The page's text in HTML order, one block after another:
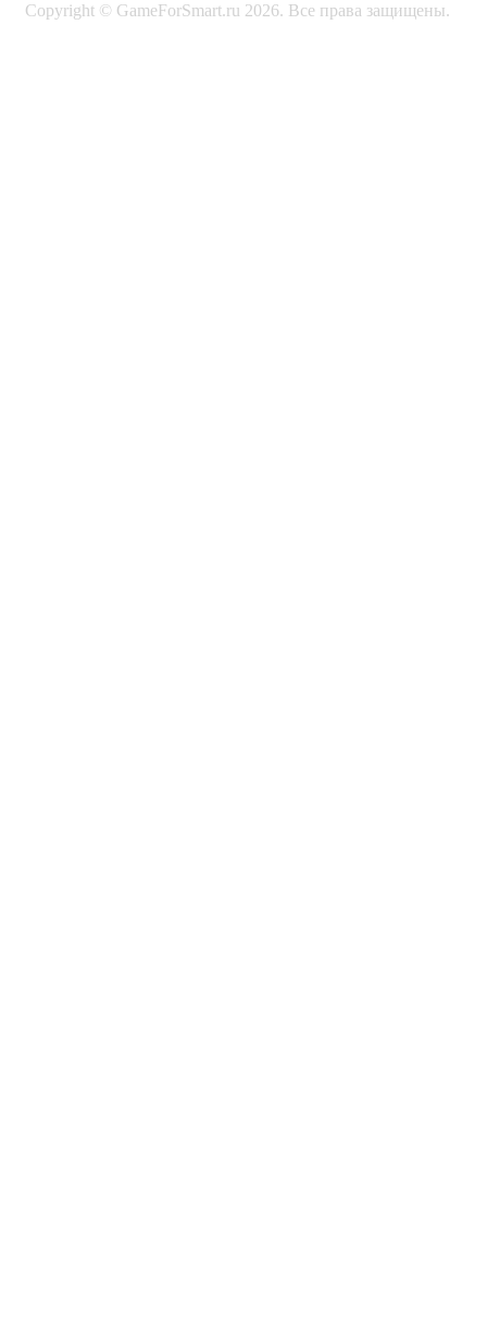
Copyright © GameForSmart.ru 2026. Все права защищены.